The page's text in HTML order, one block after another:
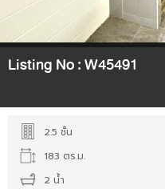
Listing No :W45491
2.5 ชั้น
183 ตร.ม.
2 น้ำ